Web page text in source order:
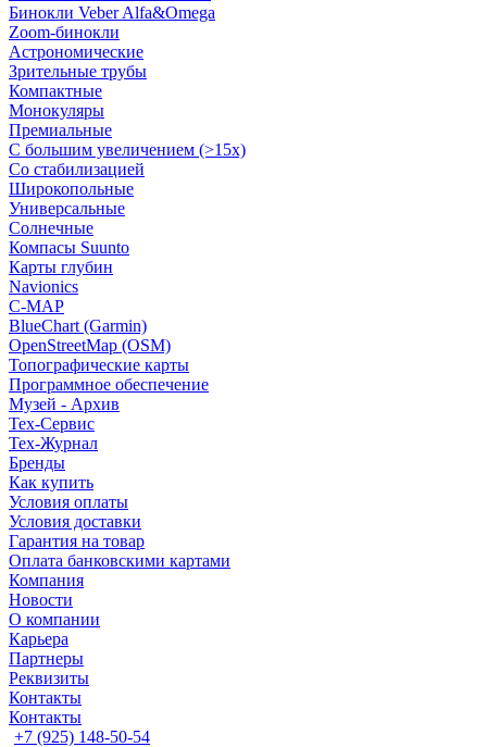
Бинокли Veber Alfa&Omega
Zoom-бинокли
Астрономические
Зрительные трубы
Компактные
Монокуляры
Премиальные
С большим увеличением (>15x)
Со стабилизацией
Широкопольные
Универсальные
Солнечные
Компасы Suunto
Карты глубин
Navionics
C-MAP
BlueChart (Garmin)
OpenStreetMap (OSM)
Топографические карты
Программное обеспечение
Музей - Архив
Tex-Сервис
Тех-Журнал
Бренды
Как купить
Условия оплаты
Условия доставки
Гарантия на товар
Оплата банковскими картами
Компания
Новости
О компании
Карьера
Партнеры
Реквизиты
Контакты
Контакты
+7 (925) 148-50-54